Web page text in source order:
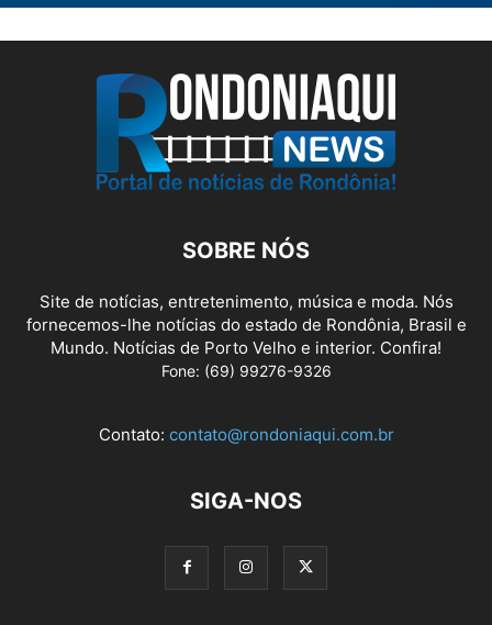
SOBRE NÓS
Site de notícias, entretenimento, música e moda. Nós
fornecemos-lhe notícias do estado de Rondônia, Brasil e
Mundo. Notícias de Porto Velho e interior. Confira!
Fone: (69) 99276-9326
Contato: contato@rondoniaqui.com.br
SIGA-NOS